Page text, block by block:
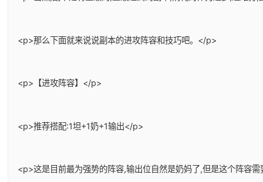
<p>那么下面就来说说副本的进攻阵容和技巧吧。</p>
<p>【进攻阵容】</p>
<p>推荐搭配:1坦+1奶+1输出</p>
<p>这是目前最为强势的阵容,输出位自然是奶妈了,但是这个阵容